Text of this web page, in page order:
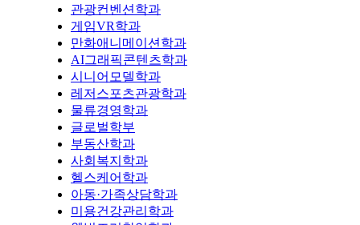
관광컨벤션학과
게임VR학과
만화애니메이션학과
AI그래픽콘텐츠학과
시니어모델학과
레저스포츠관광학과
물류경영학과
글로벌학부
부동산학과
사회복지학과
헬스케어학과
아동·가족상담학과
미용건강관리학과